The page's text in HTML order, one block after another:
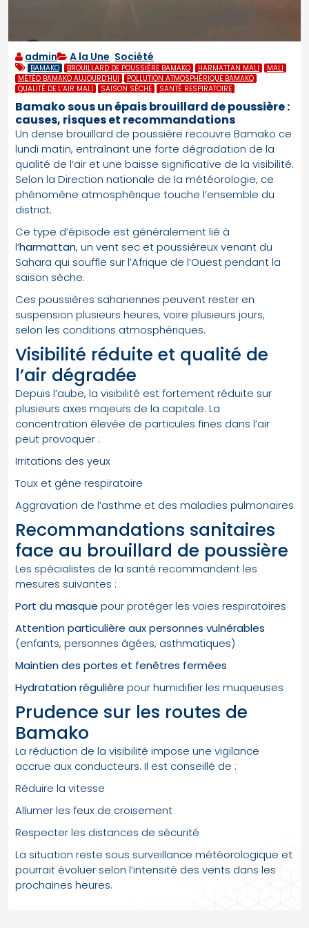
admin A la Une Société
BAMAKO BROUILLARD DE POUSSIÈRE BAMAKO HARMATTAN MALI
MALI
MÉTÉO BAMAKO AUJOURD’HUI
POLLUTION ATMOSPHÉRIQUE BAMAKO
QUALITÉ DE L’AIR MALI
SAISON SÈCHE SANTÉ RESPIRATOIRE
Bamako sous un épais brouillard de poussière :
causes, risques et recommandations
Un dense brouillard de poussière recouvre Bamako ce
lundi matin, entraînant une forte dégradation de la
qualité de l’air et une baisse significative de la visibilité.
Selon la Direction nationale de la météorologie, ce
phénomène atmosphérique touche l’ensemble du
district.
Ce type d’épisode est généralement lié à
l’harmattan, un vent sec et poussiéreux venant du
Sahara qui souffle sur l’Afrique de l’Ouest pendant la
saison sèche.
Ces poussières sahariennes peuvent rester en
suspension plusieurs heures, voire plusieurs jours,
selon les conditions atmosphériques.
Visibilité réduite et qualité de
l’air dégradée
Depuis l’aube, la visibilité est fortement réduite sur
plusieurs axes majeurs de la capitale. La
concentration élevée de particules fines dans l’air
peut provoquer :
Irritations des yeux
Toux et gêne respiratoire
Aggravation de l’asthme et des maladies pulmonaires
Recommandations sanitaires
face au brouillard de poussière
Les spécialistes de la santé recommandent les
mesures suivantes :
Port du masque pour protéger les voies respiratoires
Attention particulière aux personnes vulnérables
(enfants, personnes âgées, asthmatiques)
Maintien des portes et fenêtres fermées
Hydratation régulière pour humidifier les muqueuses
Prudence sur les routes de
Bamako
La réduction de la visibilité impose une vigilance
accrue aux conducteurs. Il est conseillé de :
Réduire la vitesse
Allumer les feux de croisement
Respecter les distances de sécurité
La situation reste sous surveillance météorologique et
pourrait évoluer selon l’intensité des vents dans les
prochaines heures.